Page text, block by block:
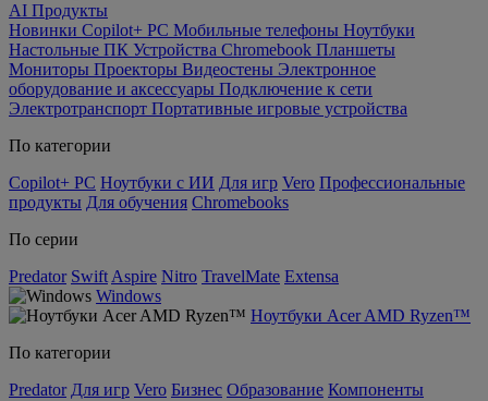
AI Продукты
Новинки Copilot+ PC Мобильные телефоны Ноутбуки
Настольные ПК Устройства Chromebook Планшеты
Мониторы Проекторы Видеостены Электронное
оборудование и аксессуары Подключение к сети
Электротранспорт Портативные игровые устройства
По категории
Copilot+ PC Ноутбуки с ИИ Для игр Vero Профессиональные
продукты Для обучения Chromebooks
По серии
Predator Swift Aspire Nitro TravelMate Extensa
Windows
Ноутбуки Acer AMD Ryzen™
По категории
Predator Для игр Vero Бизнес Образование Компоненты